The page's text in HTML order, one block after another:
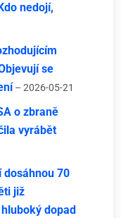
nedojí,
se
– 2026-05-21
o zbraně
vyrábět
dosáhnou 70
již
dopad